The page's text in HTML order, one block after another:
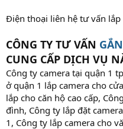
Điện thoại liên hệ tư vấn lắp
CÔNG TY TƯ VẤN
CUNG CẤP DỊCH VỤ
Công ty camera tại quận 1
ở quận 1 lắp camera cho
lắp cho căn hộ cao cấp,
đình, Công ty lắp đặt
1, Công ty lắp camera cho